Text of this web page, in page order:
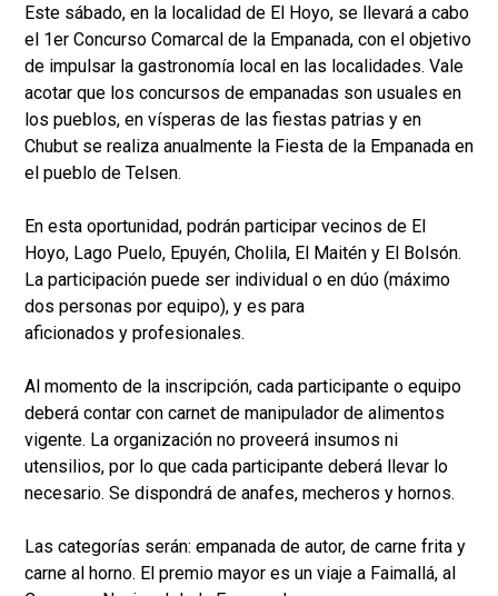
Este sábado, en la localidad de El Hoyo, se llevará a cabo
el 1er Concurso Comarcal de la Empanada, con el objetivo
de impulsar la gastronomía local en las localidades. Vale
acotar que los concursos de empanadas son usuales en
los pueblos, en vísperas de las fiestas patrias y en
Chubut se realiza anualmente la Fiesta de la Empanada en
el pueblo de Telsen.
En esta oportunidad, podrán participar vecinos de El
Hoyo, Lago Puelo, Epuyén, Cholila, El Maitén y El Bolsón.
La participación puede ser individual o en dúo (máximo
dos personas por equipo), y es para
aficionados y profesionales.
Al momento de la inscripción, cada participante o equipo
deberá contar con carnet de manipulador de alimentos
vigente. La organización no proveerá insumos ni
utensilios, por lo que cada participante deberá llevar lo
necesario. Se dispondrá de anafes, mecheros y hornos.
Las categorías serán: empanada de autor, de carne frita y
carne al horno. El premio mayor es un viaje a Faimallá, al